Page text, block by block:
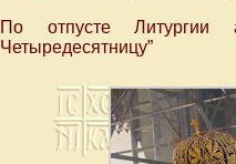
По отпусте Литургии
Четыредесятницу”